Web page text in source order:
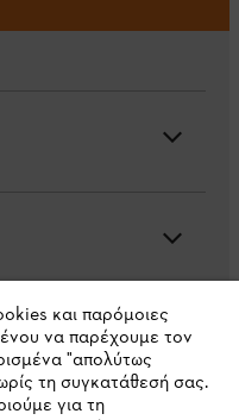
και παρόμοιες
να παρέχουμε τον
"απολύτως
τη συγκατάθεσή σας.
για τη